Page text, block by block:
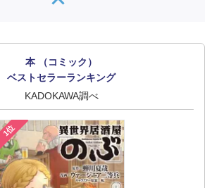
本 （コミック）
ベストセラーランキング
KADOKAWA調べ
1位